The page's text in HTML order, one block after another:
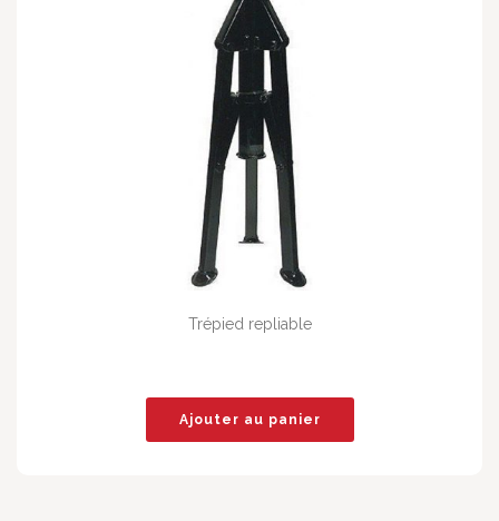
Trépied repliable
Ajouter au panier